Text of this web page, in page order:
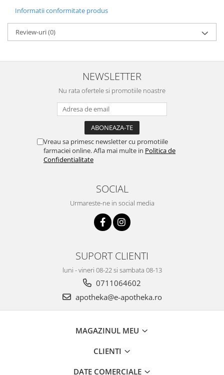
Informatii conformitate produs
Review-uri(0)
NEWSLETTER
Nu rata ofertele si promotiile noastre
Vreau sa primesc newsletter cu promotiile
farmaciei online. Afla mai multe in Politica de
Confidentialitate
SOCIAL
Urmareste-ne in social media
SUPORT CLIENTI
luni - vineri 08-22 si sambata 08-13
0711064602
apotheka@e-apotheka.ro
MAGAZINUL MEU
CLIENTI
DATE COMERCIALE